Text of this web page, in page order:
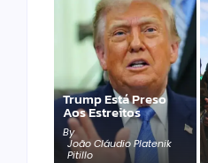
Trump Está Preso
Aos Estreitos
By
João Cláudio Platenik
Pitillo